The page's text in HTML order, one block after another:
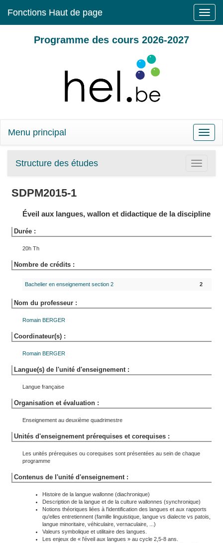
Toggle
Fonctions Haut de page
Programme des cours 2026-2027
Toggle
Menu principal
Toggle
Structure des études
SDPM2015-1
Éveil aux langues, wallon et didactique de la discipline
Durée :
20h Th
Nombre de crédits :
Bachelier en enseignement section 2 2
Nom du professeur :
Romain BERGER
Coordinateur(s) :
Romain BERGER
Langue(s) de l'unité d'enseignement :
Langue française
Organisation et évaluation :
Enseignement au deuxième quadrimestre
Unités d'enseignement prérequises et corequises :
Les unités prérequises ou corequises sont présentées au sein de chaque
programme
Contenus de l'unité d'enseignement :
Histoire de la langue wallonne (diachronique)
Description de la langue et de la culture wallonnes (synchronique)
Notions théoriques liées à l'identification des langues et aux rapports
qu'elles entretiennent (famille linguistique, langue vs dialecte vs patois,
langue minoritaire, véhiculaire, vernaculaire, ...)
Valeurs symbolique et utilitaire des langues.
Les enjeux de « l'éveil aux langues » au cycle 2,5-8 ans.